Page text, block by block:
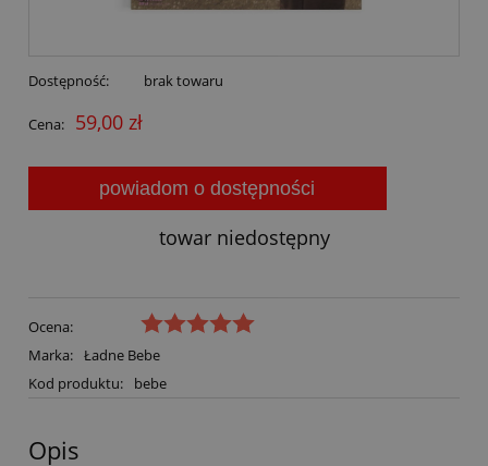
Dostępność: brak towaru
Cena: 59,00 zł
powiadom o dostępności
towar niedostępny
Ocena:
Marka: Ładne Bebe
Kod produktu:
bebe
Opis